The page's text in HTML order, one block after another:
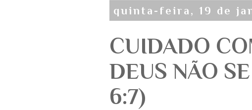
quinta-feira, 19 de
CUIDADO
DEUS NÃO
6:7)